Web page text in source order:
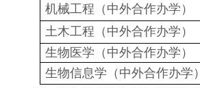
机械工程（中外合作办学）
土木工程（中外合作办学）
生物医学（中外合作办学）
生物信息学（中外合作办学）